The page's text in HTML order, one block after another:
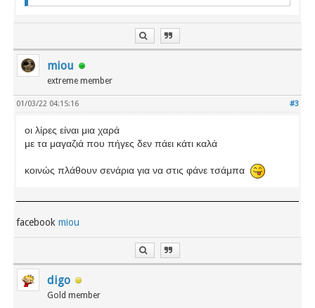
miou
extreme member
#3
01/03/22 04:15:16
οι λίρες είναι μια χαρά
με τα μαγαζιά που πήγες δεν πάει κάτι καλά
κοινώς πλάθουν σενάρια για να στις φάνε τσάμπα
facebookmiou
digo
Gold member